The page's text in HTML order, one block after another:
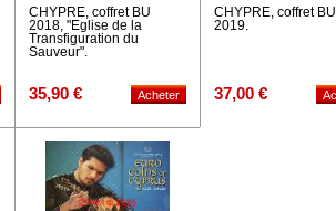
CHYPRE, coffret BU
2018, "Eglise de la
Transfiguration du
Sauveur".
35,90 €
CHYPRE, coffret BU
2019.
37,00 €